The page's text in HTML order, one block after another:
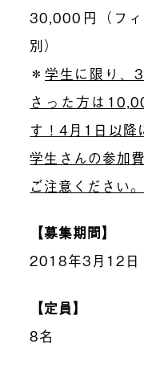
30,000円（フ
別）
＊学生に限り、
さった方は
す！4月1日以降
学生さんの参加
ご注意ください。
【募集期間】
2018年3月12日
【定員】
8名